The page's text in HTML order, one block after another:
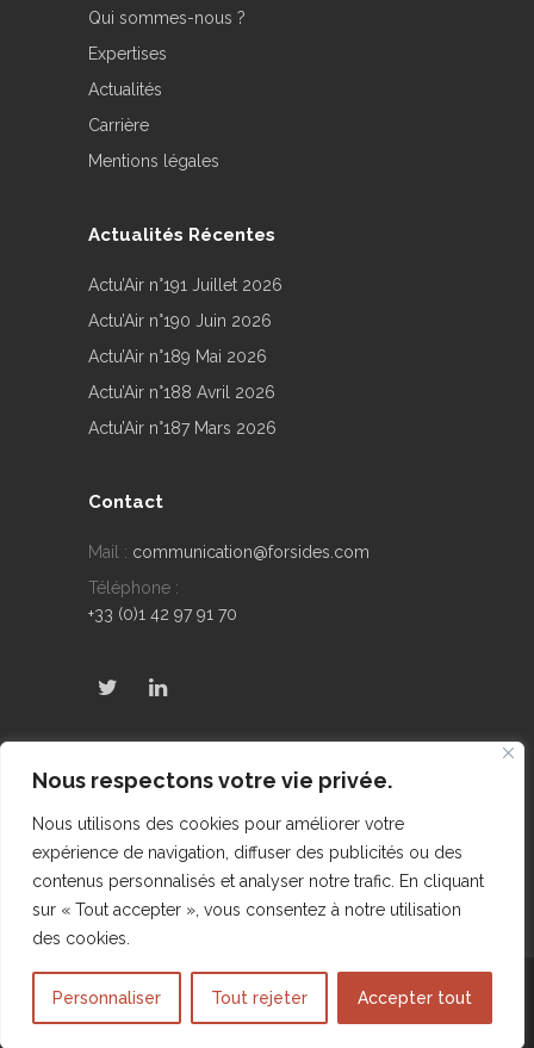
Nous respectons votre vie privée.
Nous utilisons des cookies pour améliorer votre
expérience de navigation, diffuser des publicités ou des
contenus personnalisés et analyser notre trafic. En cliquant
sur « Tout accepter », vous consentez à notre utilisation
des cookies.
Personnaliser Tout rejeter Accepter tout
Qui sommes-nous ?
Expertises
Actualités
Carrière
Mentions légales
Actualités Récentes
Actu’Air n°191 Juillet 2026
Actu’Air n°190 Juin 2026
Actu’Air n°189 Mai 2026
Actu’Air n°188 Avril 2026
Actu’Air n°187 Mars 2026
Contact
Mail : communication@forsides.com
Téléphone :
+33 (0)1 42 97 91 70
Derniers Tweets
No public Tweets found
@2015 FORSIDES - Site réalisé par DIGICONSEIL